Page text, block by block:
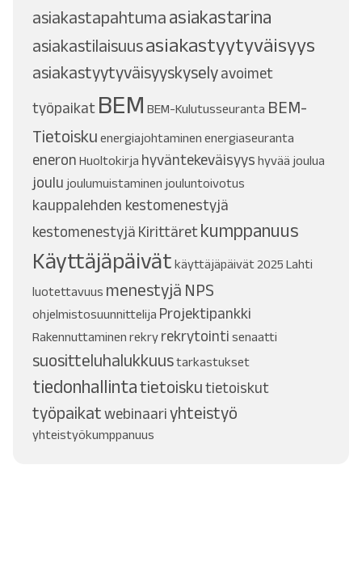
asiakastapahtuma asiakastarina
asiakastilaisuusasiakastyytyväisyys
asiakastyytyväisyyskyselyavoimet
työpaikat BEM BEM-Kulutusseuranta BEM-
Tietoisku energiajohtaminen energiaseuranta
eneron Huoltokirja hyväntekeväisyys hyvää joulua
joulu joulumuistaminen jouluntoivotus
kauppalehden kestomenestyjä
kestomenestyjä Kirittäretkumppanuus
Käyttäjäpäivät käyttäjäpäivät 2025 Lahti
luotettavuus menestyjä NPS
ohjelmistosuunnittelija Projektipankki
Rakennuttaminen rekry rekrytointi senaatti
suositteluhalukkuustarkastukset
tiedonhallintatietoiskutietoiskut
työpaikatwebinaariyhteistyö
yhteistyökumppanuus